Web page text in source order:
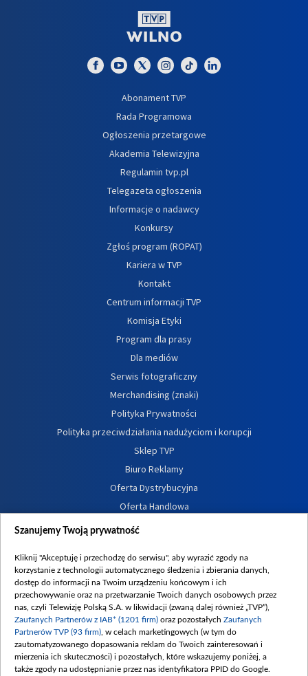
Abonament TVP
Rada Programowa
Ogłoszenia przetargowe
Akademia Telewizyjna
Regulamin tvp.pl
Telegazeta ogłoszenia
Informacje o nadawcy
Konkursy
Zgłoś program (ROPAT)
Kariera w TVP
Kontakt
Centrum informacji TVP
Komisja Etyki
Program dla prasy
Dla mediów
Serwis fotograficzny
Merchandising (znaki)
Polityka Prywatności
Polityka przeciwdziałania nadużyciom i korupcji
Sklep TVP
Biuro Reklamy
Oferta Dystrybucyjna
Oferta Handlowa
Dostępność
Procedura zgłoszeń wewnętrznych
Szanujemy Twoją prywatność
Kliknij "Akceptuję i przechodzę do serwisu", aby wyrazić zgody na
korzystanie z technologii automatycznego śledzenia i zbierania danych,
dostęp do informacji na Twoim urządzeniu końcowym i ich
przechowywanie oraz na przetwarzanie Twoich danych osobowych przez
nas, czyli Telewizję Polską S.A. w likwidacji (zwaną dalej również „TVP”),
Zaufanych Partnerów z IAB* (1201 firm) oraz pozostałych Zaufanych
Partnerów TVP (93 firm) , w celach marketingowych (w tym do
zautomatyzowanego dopasowania reklam do Twoich zainteresowań i
mierzenia ich skuteczności) i pozostałych, które wskazujemy poniżej, a
także zgody na udostępnianie przez nas identyfikatora PPID do Google.